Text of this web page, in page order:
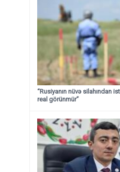
“Rusiyanın nüvə silahından
real görünmür”